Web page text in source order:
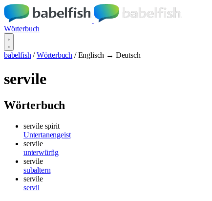
Wörterbuch
babelfish / Wörterbuch / Englisch → Deutsch
servile
Wörterbuch
servile spirit
Untertanengeist
servile
unterwürfig
servile
subaltern
servile
servil